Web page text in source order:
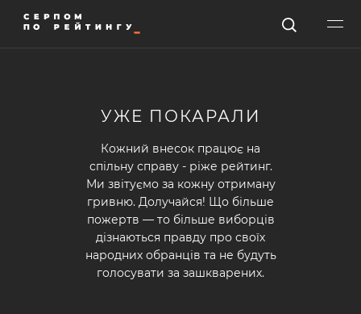
УЖЕ ПОКАРАЛИ
Кожний внесок працює на
спільну справу - ріже рейтинг.
Ми звітуємо за кожну отриману
гривню. Долучайся! Що більше
пожертв — то більше виборців
дізнаються правду про своїх
народних обранців та не будуть
голосувати за зашкварених.